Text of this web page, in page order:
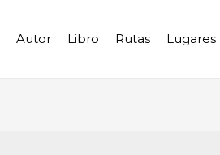
Autor Libro Rutas Lugares